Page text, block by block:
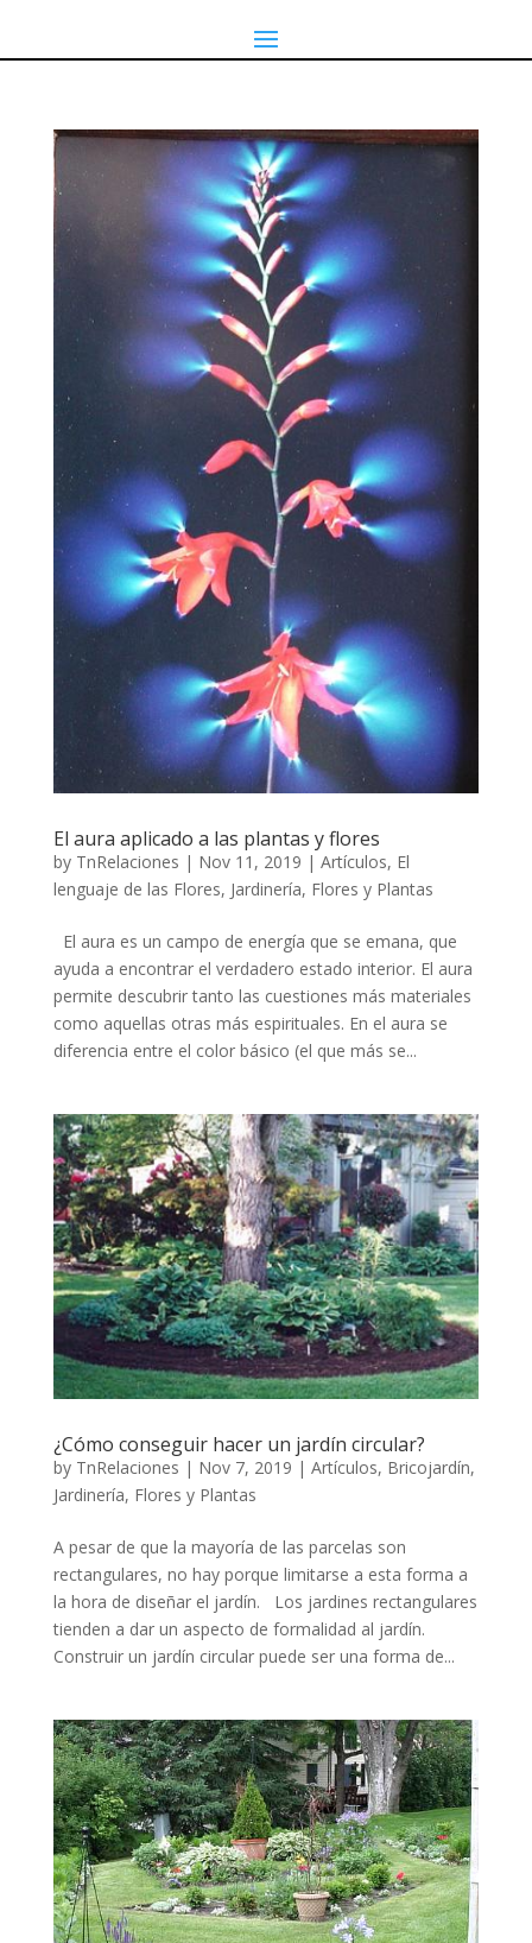
El aura aplicado a las plantas y flores
by TnRelaciones | Nov 11, 2019 | Artículos, El
lenguaje de las Flores, Jardinería, Flores y Plantas
El aura es un campo de energía que se emana, que
ayuda a encontrar el verdadero estado interior. El aura
permite descubrir tanto las cuestiones más materiales
como aquellas otras más espirituales. En el aura se
diferencia entre el color básico (el que más se...
¿Cómo conseguir hacer un jardín circular?
by TnRelaciones | Nov 7, 2019 | Artículos, Bricojardín,
Jardinería, Flores y Plantas
A pesar de que la mayoría de las parcelas son
rectangulares, no hay porque limitarse a esta forma a
la hora de diseñar el jardín. Los jardines rectangulares
tienden a dar un aspecto de formalidad al jardín.
Construir un jardín circular puede ser una forma de...